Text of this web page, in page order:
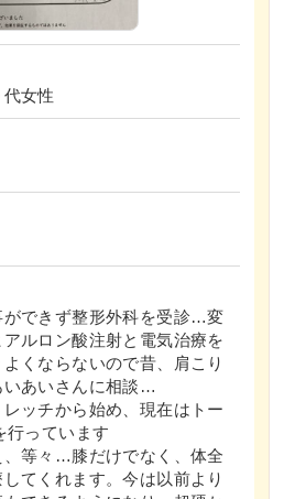
女性
ができず整形外科を受診…変
ルロン酸注射と電気治療を
くならないので昔、肩こり
いあいさんに相談…
ッチから始め、現在はトー
行っています
、等々…膝だけでなく、体全
てくれます。今は以前より